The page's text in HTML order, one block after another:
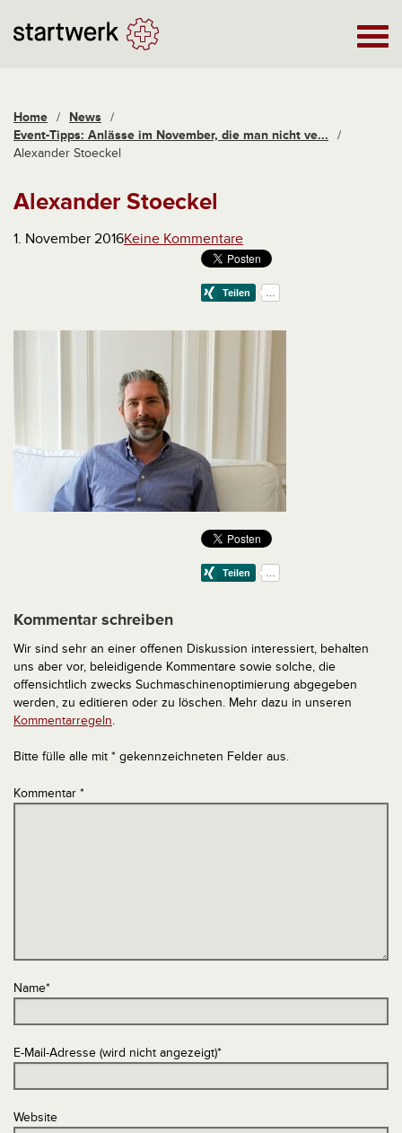
Home / News /
Event-Tipps: Anlässe im November, die man nicht ve...
/
Alexander Stoeckel
Alexander Stoeckel
1. November 2016Keine Kommentare
Kommentar schreiben
Wir sind sehr an einer offenen Diskussion interessiert, behalten
uns aber vor, beleidigende Kommentare sowie solche, die
offensichtlich zwecks Suchmaschinenoptimierung abgegeben
werden, zu editieren oder zu löschen. Mehr dazu in unseren
Kommentarregeln.
Bitte fülle alle mit * gekennzeichneten Felder aus.
Kommentar *
Name*
E-Mail-Adresse (wird nicht angezeigt)*
Website